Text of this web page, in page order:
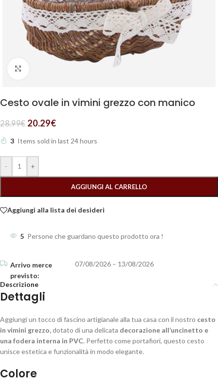
Cesto ovale in vimini grezzo con manico
28.99€ 20.29€
3 Items sold in last 24 hours
- +
AGGIUNGI AL CARRELLO
Aggiungi alla lista dei desideri
5 Persone che guardano questo prodotto ora !
07/08/2026 – 13/08/2026
Descrizione
Dettagli
Aggiungi un tocco di fascino artigianale alla tua casa con il nostro cesto
in vimini grezzo,dotato di una delicata decorazione all’uncinetto e
una fodera interna in PVC. Perfetto come portafiori, questo cesto
unisce estetica e funzionalità in modo elegante.
Colore